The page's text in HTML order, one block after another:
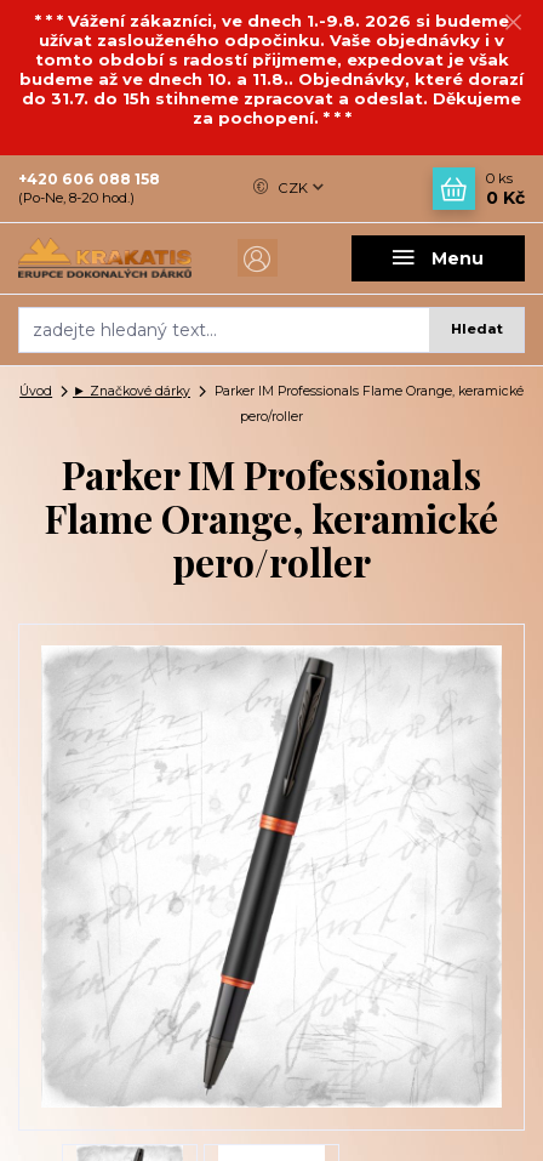
* * * Vážení zákazníci, ve dnech 1.-9.8. 2026 si budeme
užívat zaslouženého odpočinku. Vaše objednávky i v
tomto období s radostí přijmeme, expedovat je však
budeme až ve dnech 10. a 11.8.. Objednávky, které dorazí
do 31.7. do 15h stihneme zpracovat a odeslat. Děkujeme
za pochopení. * * *
Menu
CZK
Hledat
+420 606 088 158
(Po-Ne, 8-20 hod.)
0 ks
0 Kč
Úvod ► Značkové dárky
Parker IM Professionals Flame Orange, keramické
pero/roller
Parker IM Professionals
Flame Orange, keramické
pero/roller